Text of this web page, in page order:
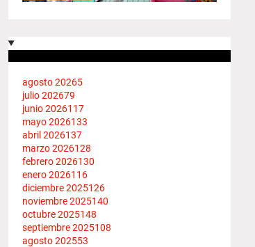
agosto 20265
julio 202679
junio 2026117
mayo 2026133
abril 2026137
marzo 2026128
febrero 2026130
enero 2026116
diciembre 2025126
noviembre 2025140
octubre 2025148
septiembre 2025108
agosto 202553